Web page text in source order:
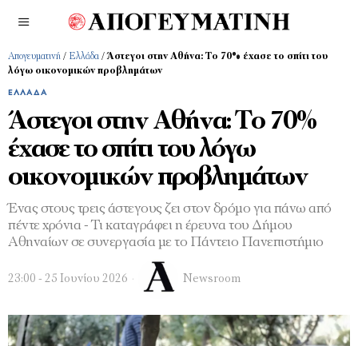
Απογευματινή / Ελλάδα /Άστεγοι στην Αθήνα: Το 70% έχασε το σπίτι του
λόγω οικονομικών προβλημάτων
ΕΛΛΆΔΑ
Άστεγοι στην Αθήνα: Το 70%
έχασε το σπίτι του λόγω
οικονομικών προβλημάτων
Ένας στους τρεις άστεγους ζει στον δρόμο για πάνω από
πέντε χρόνια - Τι καταγράφει η έρευνα του Δήμου
Αθηναίων σε συνεργασία με το Πάντειο Πανεπιστήμιο
23:00 - 25 Ιουνίου 2026 Newsroom